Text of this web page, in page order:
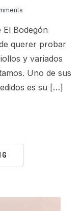
El Bodegón
querer probar
y variados
Uno de sus
es su […]